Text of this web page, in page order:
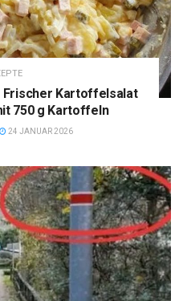
Frischer Kartoffelsalat
750 g Kartoffeln
24 JANUAR 2026